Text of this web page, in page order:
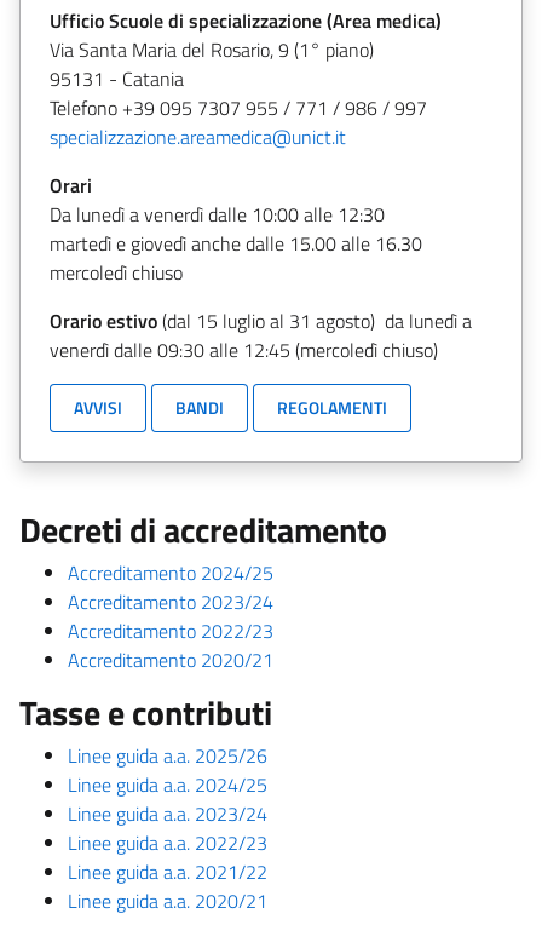
Ufficio Scuole di specializzazione (Area medica)
Via Santa Maria del Rosario, 9 (1° piano)
95131 - Catania
Telefono +39 095 7307 955 / 771 / 986 / 997
specializzazione.areamedica@unict.it
Orari
Da lunedì a venerdì dalle 10:00 alle 12:30
martedì e giovedì anche dalle 15.00 alle 16.30
mercoledì chiuso
Orario estivo(dal 15 luglio al 31 agosto) da lunedì a
venerdì dalle 09:30 alle 12:45 (mercoledì chiuso)
AVVISI BANDI REGOLAMENTI
Decreti di accreditamento
Accreditamento 2024/25
Accreditamento 2023/24
Accreditamento 2022/23
Accreditamento 2020/21
Tasse e contributi
Linee guida a.a. 2025/26
Linee guida a.a. 2024/25
Linee guida a.a. 2023/24
Linee guida a.a. 2022/23
Linee guida a.a. 2021/22
Linee guida a.a. 2020/21